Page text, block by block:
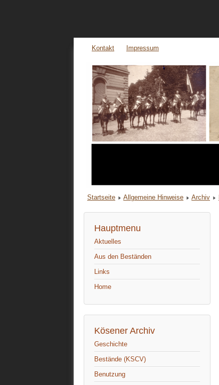
Kontakt Impressum
Startseite Allgemeine Hinweise Archiv
Hauptmenu
Aktuelles
Aus den Beständen
Links
Home
Kösener Archiv
Geschichte
Bestände (KSCV)
Benutzung